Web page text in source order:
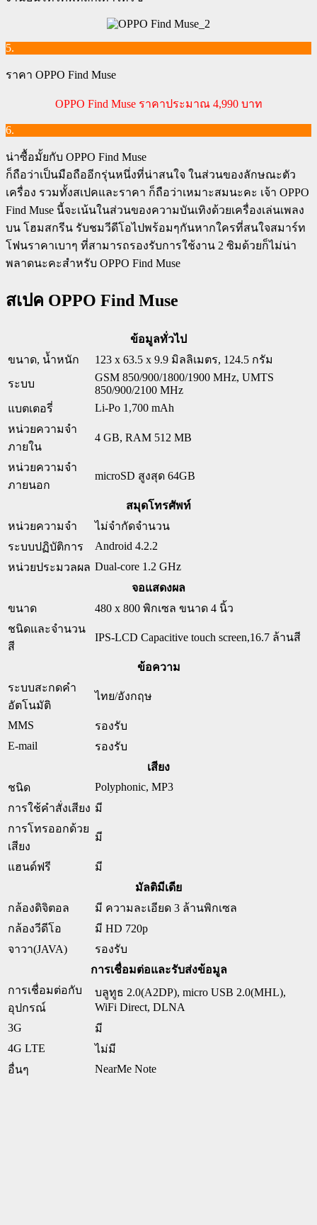
5.
ราคา OPPO Find Muse
OPPO Find Muse ราคาประมาณ 4,990 บาท
6.
น่าซื้อมั้ยกับ OPPO Find Muse
ก็ถือว่าเป็นมือถืออีกรุ่นหนึ่งที่น่าสนใจ ในส่วนของลักษณะตัว
เครื่อง รวมทั้งสเปคและราคา ก็ถือว่าเหมาะสมนะคะ เจ้า OPPO
Find Muse นี้จะเน้นในส่วนของความบันเทิงด้วยเครื่องเล่นเพลง
บน โฮมสกรีน รับชมวีดีโอไปพร้อมๆกันหากใครที่สนใจสมาร์ท
โฟนราคาเบาๆ ที่สามารถรองรับการใช้งาน 2 ซิมด้วยก็ไม่น่า
พลาดนะคะสำหรับ OPPO Find Muse
สเปค OPPO Find Muse
ข้อมูลทั่วไป
ขนาด, น้ำหนัก
123 x 63.5 x 9.9 มิลลิเมตร, 124.5 กรัม
ระบบ
GSM 850/900/1800/1900 MHz, UMTS
850/900/2100 MHz
แบตเตอรี่
Li-Po 1,700 mAh
หน่วยความจำ
ภายใน
4 GB, RAM 512 MB
หน่วยความจำ
ภายนอก
microSD สูงสุด 64GB
สมุดโทรศัพท์
หน่วยความจำ
ไม่จำกัดจำนวน
ระบบปฏิบัติการ
Android 4.2.2
หน่วยประมวลผล Dual-core 1.2 GHz
จอแสดงผล
ขนาด
480 x 800 พิกเซล ขนาด 4 นิ้ว
ชนิดและจำนวน
สี
IPS-LCD Capacitive touch screen,16.7 ล้านสี
ข้อความ
ระบบสะกดคำ
อัตโนมัติ
ไทย/อังกฤษ
MMS
รองรับ
E-mail
รองรับ
เสียง
ชนิด
Polyphonic, MP3
การใช้คำสั่งเสียง มี
การโทรออกด้วย
เสียง
มี
แฮนด์ฟรี
มี
มัลติมีเดีย
กล้องดิจิตอล
มี ความละเอียด 3 ล้านพิกเซล
กล้องวีดีโอ
มี HD 720p
จาวา(JAVA)
รองรับ
การเชื่อมต่อและรับส่งข้อมูล
การเชื่อมต่อกับ
อุปกรณ์
บลูทูธ 2.0(A2DP), micro USB 2.0(MHL),
WiFi Direct, DLNA
3G
มี
4G LTE
ไม่มี
อื่นๆ
NearMe Note